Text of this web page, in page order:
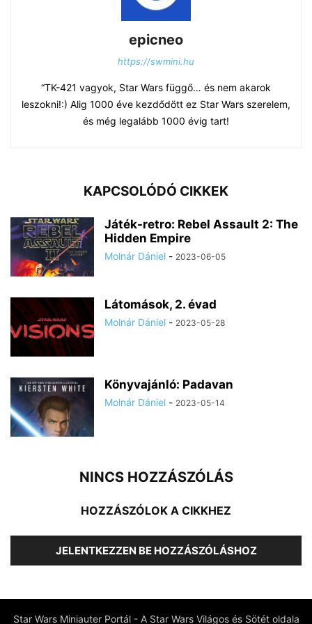
epicneo
https://swmini.hu
“TK-421 vagyok, Star Wars függő… és nem akarok
leszokni!:) Alig 1000 éve kezdődött ez Star Wars szerelem,
és még legalább 1000 évig tart!
KAPCSOLÓDÓ CIKKEK
Játék-retro: Rebel Assault 2: The
Hidden Empire
Molnár Dániel - 2023-06-05
Látomások, 2. évad
Molnár Dániel - 2023-05-28
Könyvajánló: Padavan
Molnár Dániel - 2023-05-14
NINCS HOZZÁSZÓLÁS
HOZZÁSZÓLOK A CIKKHEZ
JELENTKEZZEN BE HOZZÁSZÓLÁSHOZ
Star Wars Miniauter Portál - A Star Wars Világos és Sötét oldala